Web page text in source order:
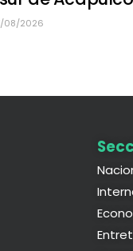
08/2026